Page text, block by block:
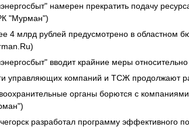
намерен прекратить подачу
"Мурман")
4 млрд рублей предусмотрено в областном
вводит крайние меры
управляющих компаний и ТСЖ продолжают
органы борются с
разработал программу эффективного